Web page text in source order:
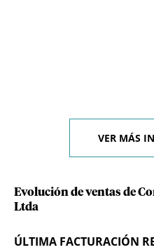
VER MÁS
Evolución de ventas de
Ltda
ÚLTIMA FACTURACIÓN